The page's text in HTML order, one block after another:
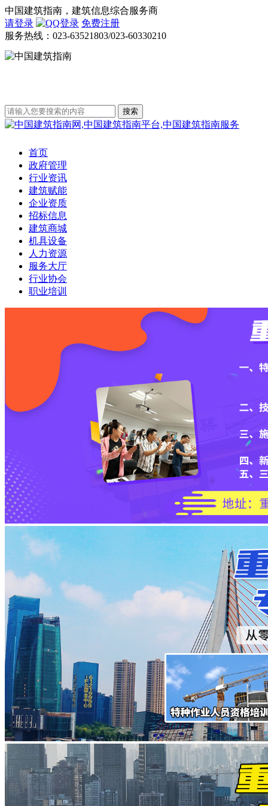
中国建筑指南，建筑信息综合服务商
请登录
免费注册
服务热线： 023-63521803/023-60330210
首页
政府管理
行业资讯
建筑赋能
企业资质
招标信息
建筑商城
机具设备
人力资源
服务大厅
行业协会
职业培训